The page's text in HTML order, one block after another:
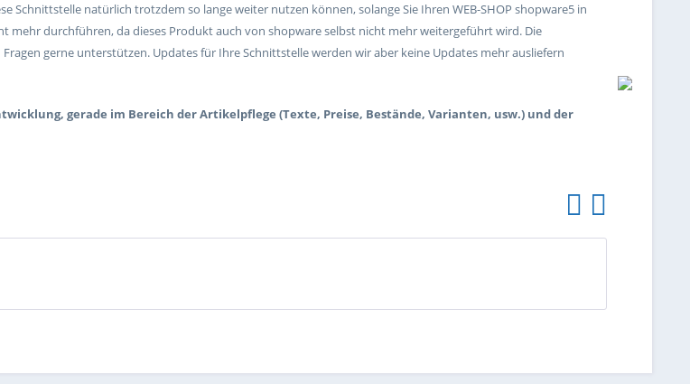
Schnittstelle natürlich trotzdem so lange weiter nutzen können, solange Sie Ihren WEB-SHOP shopware5 in
mehr durchführen, da dieses Produkt auch von shopware selbst nicht mehr weitergeführt wird. Die
gerne unterstützen. Updates für Ihre Schnittstelle werden wir aber keine Updates mehr ausliefern
gerade im Bereich der Artikelpflege (Texte, Preise, Bestände, Varianten, usw.) und der